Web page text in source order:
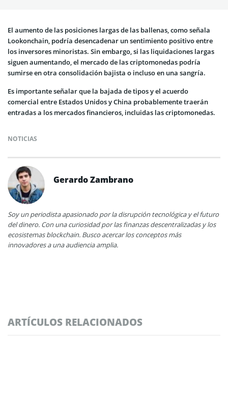
El aumento de las posiciones largas de las ballenas, como señala
Lookonchain, podría desencadenar un sentimiento positivo entre
los inversores minoristas. Sin embargo, si las liquidaciones largas
siguen aumentando, el mercado de las criptomonedas podría
sumirse en otra consolidación bajista o incluso en una sangría.
Es importante señalar que la bajada de tipos y el acuerdo
comercial entre Estados Unidos y China probablemente traerán
entradas a los mercados financieros, incluidas las criptomonedas.
NOTICIAS
Gerardo Zambrano
Soy un periodista apasionado por la disrupción tecnológica y el futuro
del dinero. Con una curiosidad por las finanzas descentralizadas y los
ecosistemas blockchain. Busco acercar los conceptos más
innovadores a una audiencia amplia.
ARTÍCULOS RELACIONADOS